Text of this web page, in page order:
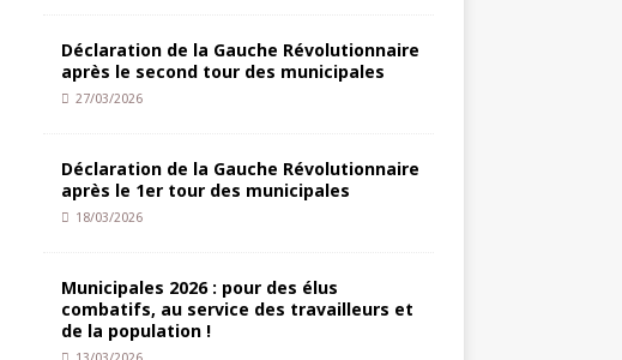
Déclaration de la Gauche Révolutionnaire
après le second tour des municipales
27/03/2026
Déclaration de la Gauche Révolutionnaire
après le 1er tour des municipales
18/03/2026
Municipales 2026 : pour des élus
combatifs, au service des travailleurs et
de la population !